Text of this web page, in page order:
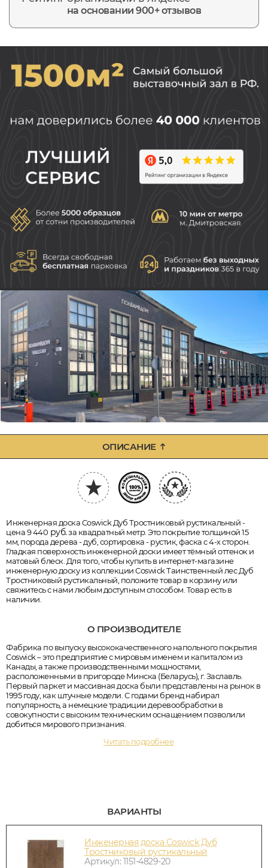
на основании 900+ отзывов
ОПИСАНИЕ
Инженерная доска Coswick Дуб Тростниковый рустикальный -
цена 9 440 руб.за квадратный метр. Это покрытие толщиной 15
мм, порода дерева - дуб, сортировка - рустик, фаска с 4-х сторон.
Гладкая поверхность инженерной доски имеет тёмный оттенок и
матовый блеск. Для того, чтобы купить в интернет-магазине
инженерную доску из коллекции Coswick Таинственный лес Дуб
Тростниковый рустикальный, положите товар в корзину или
свяжитесь с нами любым доступным способом. Товар есть в
наличии.
О ПРОИЗВОДИТЕЛЕ
Фабрика по выпуску высококачественного напольного покрытия
Coswick – это предприятие с мировым именем и капиталом из
Канады, а также производственными мощностями,
расположенными в пригороде Минска (Беларусь), г. Заславль.
Первый паркет и массивная доска были представлены на рынок в
1995 году, как штучные модели. С годами бренд набирал
популярность, а немецкие традиции деревообработки в
совокупности с высоким техническим оснащением позволили
добиться мирового признания.
Читать подробнее
ВАРИАНТЫ
Инженерная доска Coswick Дуб
Тростниковый рустикальный
Артикул: 1151-4829-20